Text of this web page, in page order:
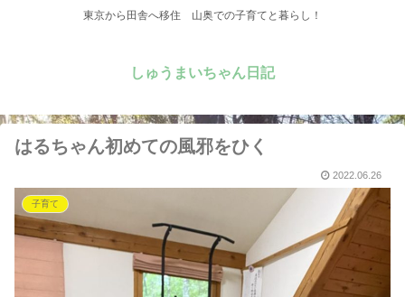
東京から田舎へ移住 山奥での子育てと暮らし！
しゅうまいちゃん日記
はるちゃん初めての風邪をひく
2022.06.26
子育て